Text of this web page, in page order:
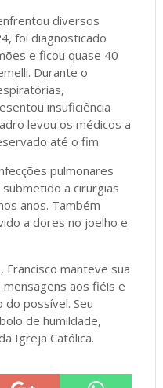
diversos
foi diagnosticado
e ficou quase 40
Durante o
insuficiência
levou os médicos a
até o fim.
pulmonares
a cirurgias
anos. Também
a dores no joelho e
manteve sua
aos fiéis e
possível. Seu
de humildade,
Igreja Católica.